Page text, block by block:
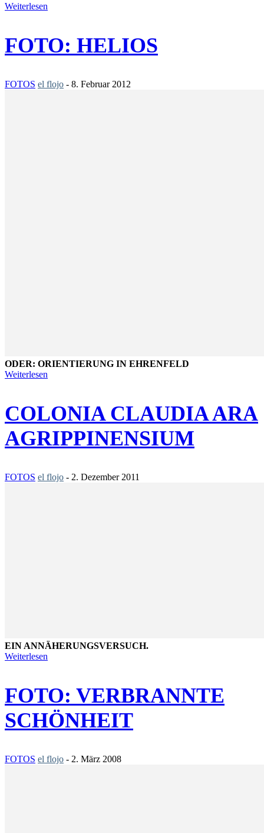
Weiterlesen
FOTO: HELIOS
FOTOS el flojo - 8. Februar 2012
ODER: ORIENTIERUNG IN EHRENFELD
Weiterlesen
COLONIA CLAUDIA ARA
AGRIPPINENSIUM
FOTOS el flojo - 2. Dezember 2011
EIN ANNÄHERUNGSVERSUCH.
Weiterlesen
FOTO: VERBRANNTE
SCHÖNHEIT
FOTOS el flojo - 2. März 2008